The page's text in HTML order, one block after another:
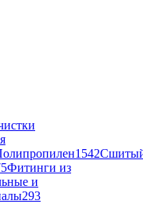
1542
Фитинги из
и
293